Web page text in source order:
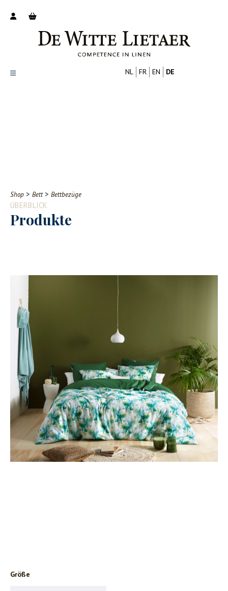
Contact
NL FR EN DE
Shop > Bett> Bettbezüge
ÜBERBLICK
Produkte
Größe